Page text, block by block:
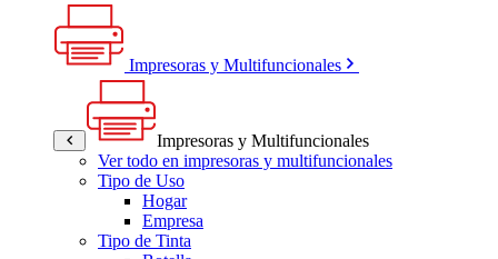
Impresoras y Multifuncionales
Impresoras y Multifuncionales
Ver todo en impresoras y multifuncionales
Tipo de Uso
Hogar
Empresa
Tipo de Tinta